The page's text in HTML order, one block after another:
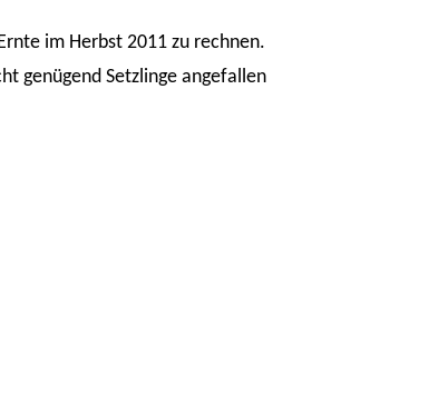
im Herbst 2011 zu rechnen.
genügend Setzlinge angefallen